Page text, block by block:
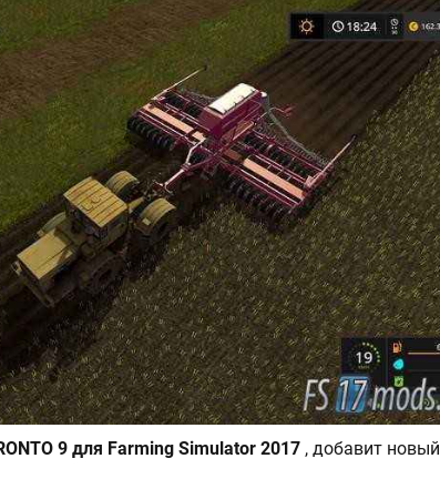
HORSCH PRONTO 9 для Farming Simulator 2017 , добавит новый